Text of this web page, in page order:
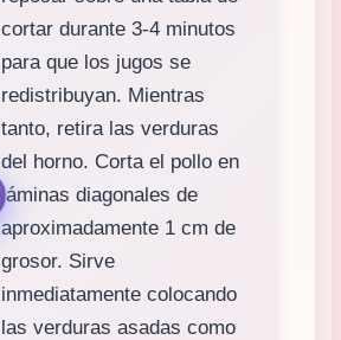
cortar durante 3-4 minutos
para que los jugos se
redistribuyan. Mientras
tanto, retira las verduras
del horno. Corta el pollo en
láminas diagonales de
aproximadamente 1 cm de
grosor. Sirve
inmediatamente colocando
las verduras asadas como